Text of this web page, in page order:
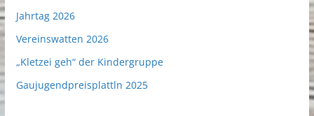
Jahrtag 2026
Vereinswatten 2026
„Kletzei geh“ der Kindergruppe
Gaujugendpreisplattln 2025